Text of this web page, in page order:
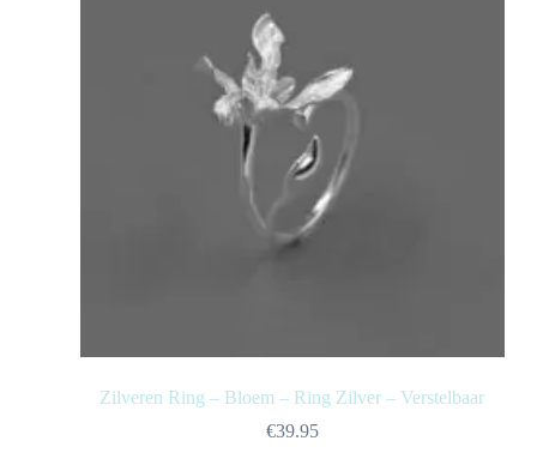
Zilveren Ring – Bloem – Ring Zilver – Verstelbaar
€39.95